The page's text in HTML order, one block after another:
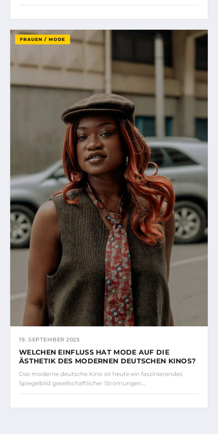
FRAUEN / MODE
19. SEPTEMBER 2025
WELCHEN EINFLUSS HAT MODE AUF DIE
ÄSTHETIK DES MODERNEN DEUTSCHEN KINOS?
Das moderne deutsche Kino ist heute ein faszinierendes
Spiegelbild gesellschaftlicher Strömungen…